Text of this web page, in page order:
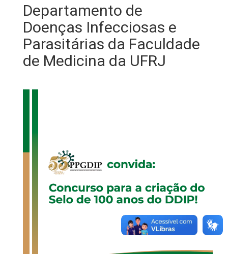
Departamento de
Doenças Infecciosas e
Parasitárias da Faculdade
de Medicina da UFRJ